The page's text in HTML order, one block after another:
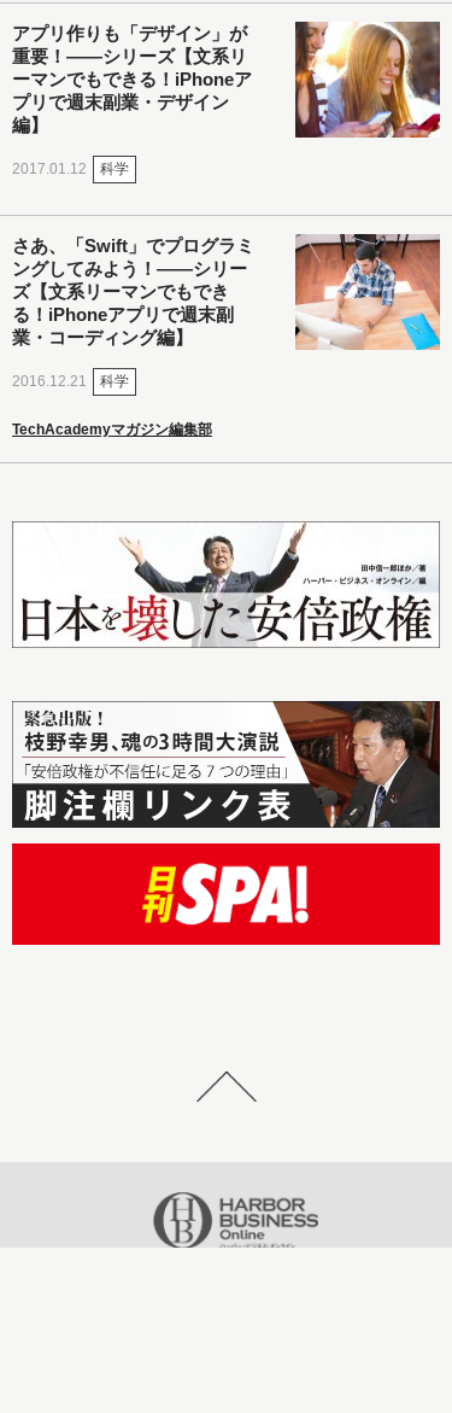
アプリ作りも「デザイン」が
重要！――シリーズ【文系リ
ーマンでもできる！iPhoneア
プリで週末副業・デザイン
編】
2017.01.12 科学
さあ、「Swift」でプログラミ
ングしてみよう！――シリー
ズ【文系リーマンでもでき
る！iPhoneアプリで週末副
業・コーディング編】
2016.12.21 科学
TechAcademyマガジン編集部